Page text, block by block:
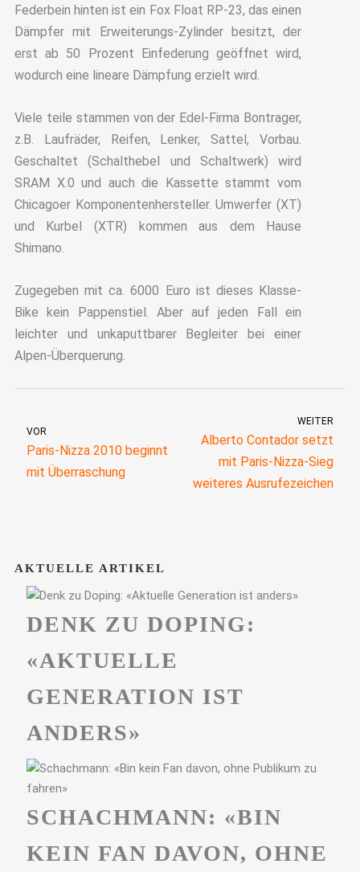
Federbein hinten ist ein Fox Float RP-23, das einen
Dämpfer mit Erweiterungs-Zylinder besitzt, der
erst ab 50 Prozent Einfederung geöffnet wird,
wodurch eine lineare Dämpfung erzielt wird.
Viele teile stammen von der Edel-Firma Bontrager,
z.B. Laufräder, Reifen, Lenker, Sattel, Vorbau.
Geschaltet (Schalthebel und Schaltwerk) wird
SRAM X.0 und auch die Kassette stammt vom
Chicagoer Komponentenhersteller. Umwerfer (XT)
und Kurbel (XTR) kommen aus dem Hause
Shimano.
Zugegeben mit ca. 6000 Euro ist dieses Klasse-
Bike kein Pappenstiel. Aber auf jeden Fall ein
leichter und unkaputtbarer Begleiter bei einer
Alpen-Überquerung.
VOR
Paris-Nizza 2010 beginnt
mit Überraschung
WEITER
Alberto Contador setzt
mit Paris-Nizza-Sieg
weiteres Ausrufezeichen
AKTUELLE ARTIKEL
DENK ZU DOPING:
«AKTUELLE
GENERATION IST
ANDERS»
SCHACHMANN: «BIN
KEIN FAN DAVON, OHNE